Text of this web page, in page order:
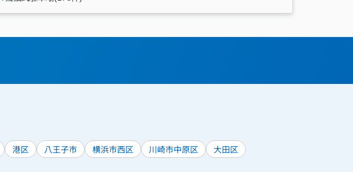
港区 八王子市 横浜市西区 川崎市中原区
大田区